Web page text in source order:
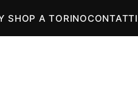
SHOP A TORINOCONTATTI